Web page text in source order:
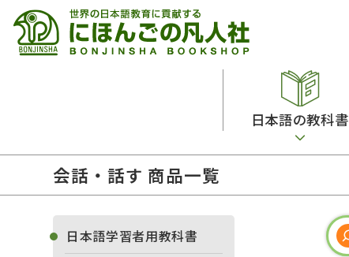
日本語の教科書
総合教科書
留学生向け専門分野
読解
ビデオ・ＤＶＤ
カード・ゲーム・絵教材
日本語学習辞典
韓国語辞典
ドイツ語辞典
日本語教授法
音声・音韻
文法
会話・話す 商品一覧
日本語学習者用教科書